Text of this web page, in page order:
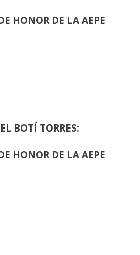
HONOR DE LA AEPE
BOTÍ TORRES:
HONOR DE LA AEPE